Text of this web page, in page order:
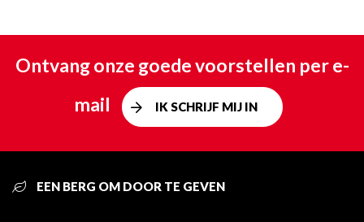
Ontvang onze goede voorstellen per e-
mail
IK SCHRIJF MIJ IN
EEN BERG OM DOOR TE GEVEN